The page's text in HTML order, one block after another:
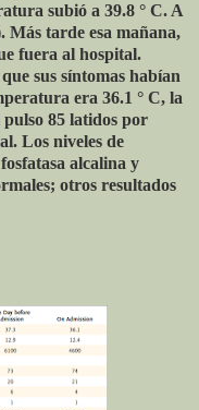
subió a 39.8 ° C. A
Más tarde esa mañana,
fuera al hospital.
sus síntomas habían
era 36.1 ° C, la
pulso 85 latidos por
Los niveles de
alcalina y
otros resultados